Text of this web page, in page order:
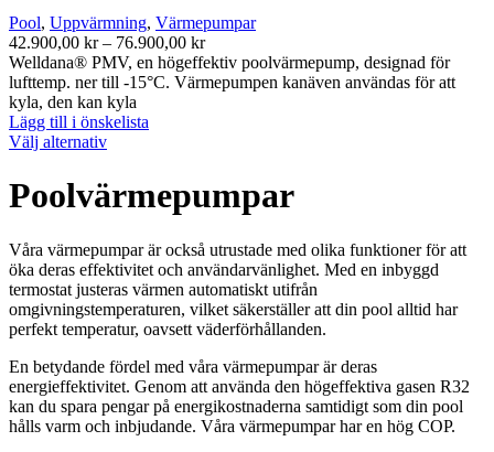
Pool, Uppvärmning, Värmepumpar
42.900,00 kr – 76.900,00 krPrisintervall:
42.900,00 kr
till
Welldana® PMV, en högeffektiv poolvärmepump, designad för
lufttemp. ner till -15°C. Värmepumpen kanäven användas för att
kyla, den kan kyla
Lägg till i önskelista
Välj alternativDen
produkten
har
varianter.
De
olika
alternativen
kan
väljas
på
produktsidan
Poolvärmepumpar
Våra värmepumpar är också utrustade med olika funktioner för att
öka deras effektivitet och användarvänlighet. Med en inbyggd
termostat justeras värmen automatiskt utifrån
omgivningstemperaturen, vilket säkerställer att din pool alltid har
perfekt temperatur, oavsett väderförhållanden.
En betydande fördel med våra värmepumpar är deras
energieffektivitet. Genom att använda den högeffektiva gasen R32
kan du spara pengar på energikostnaderna samtidigt som din pool
hålls varm och inbjudande. Våra värmepumpar har en hög COP.